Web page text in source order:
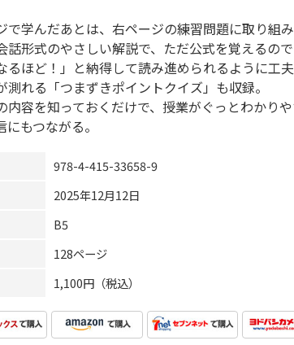
で学んだあとは、右ページの練習問題に取り組
話形式のやさしい解説で、ただ公式を覚えるの
るほど！」と納得して読み進められるように工夫
測れる「つまずきポイントクイズ」も収録。
内容を知っておくだけで、授業がぐっとわかり
にもつながる。
978-4-415-33658-9
2025年12月12日
B5
128ページ
1,100円（税込）